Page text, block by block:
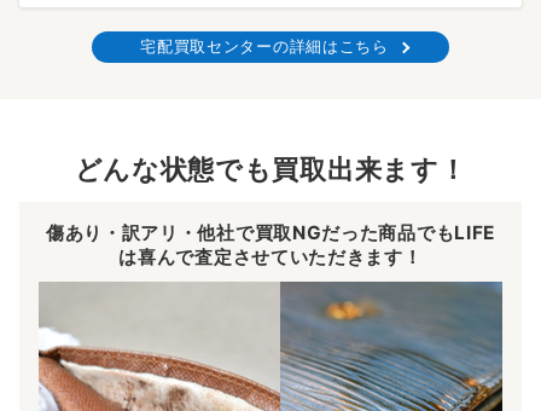
宅配買取センターの詳細はこちら
どんな状態でも買取出来ます！
傷あり・訳アリ・他社で買取NGだった商品でもLIFE
は喜んで査定させていただきます！